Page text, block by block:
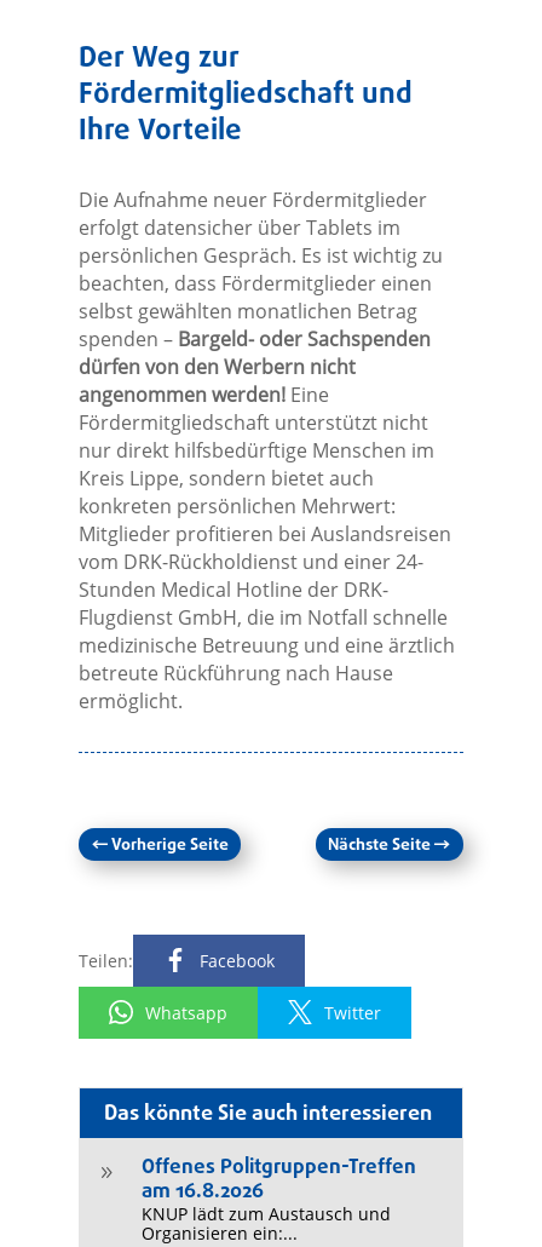
Das könnte Sie auch interessieren
9
Offenes Politgruppen-Treffen
am 16.8.2026
KNUP lädt zum Austausch und
Organisieren ein:...
Der Weg zur
Fördermitgliedschaft und
Ihre Vorteile
Die Aufnahme neuer Fördermitglieder
erfolgt datensicher über Tablets im
persönlichen Gespräch. Es ist wichtig zu
beachten, dass Fördermitglieder einen
selbst gewählten monatlichen Betrag
spenden – Bargeld- oder Sachspenden
dürfen von den Werbern nicht
angenommen werden!Eine
Fördermitgliedschaft unterstützt nicht
nur direkt hilfsbedürftige Menschen im
Kreis Lippe, sondern bietet auch
konkreten persönlichen Mehrwert:
Mitglieder profitieren bei Auslandsreisen
vom DRK-Rückholdienst und einer 24-
Stunden Medical Hotline der DRK-
Flugdienst GmbH, die im Notfall schnelle
medizinische Betreuung und eine ärztlich
betreute Rückführung nach Hause
ermöglicht.
←Vorherige Seite Nächste Seite→
Teilen: Facebook
Whatsapp Twitter